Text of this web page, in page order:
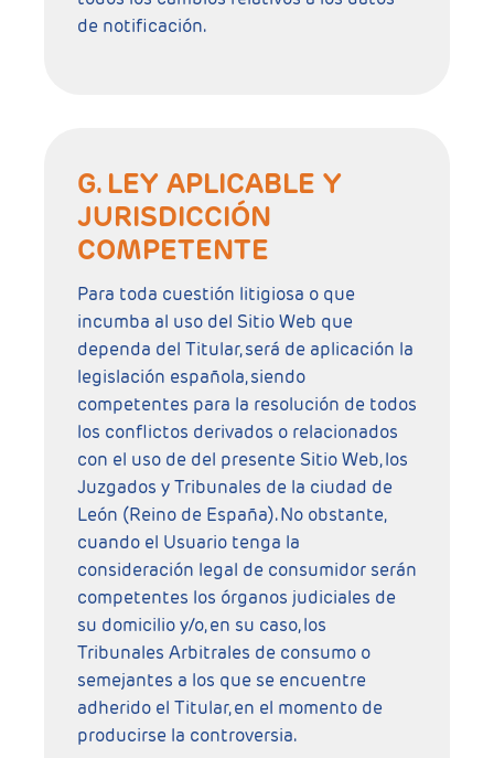
de notificación.
G. LEY APLICABLE Y
JURISDICCIÓN
COMPETENTE
Para toda cuestión litigiosa o que
incumba al uso del Sitio Web que
dependa del Titular, será de aplicación la
legislación española, siendo
competentes para la resolución de todos
los conflictos derivados o relacionados
con el uso de del presente Sitio Web, los
Juzgados y Tribunales de la ciudad de
León (Reino de España). No obstante,
cuando el Usuario tenga la
consideración legal de consumidor serán
competentes los órganos judiciales de
su domicilio y/o, en su caso, los
Tribunales Arbitrales de consumo o
semejantes a los que se encuentre
adherido el Titular, en el momento de
producirse la controversia.